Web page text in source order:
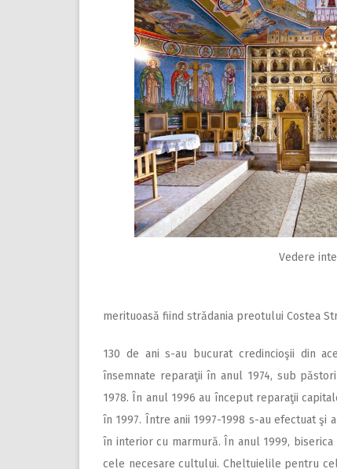
Vedere
merituoasă fiind strădania preotului Costea
130 de ani s-au bucurat credincioşii din
însemnate reparaţii în anul 1974, sub
1978. În anul 1996 au început reparaţii
în 1997. Între anii 1997-1998 s-au efectuat
în interior cu marmură. În anul 1999,
cele necesare cultului. Cheltuielile pentru